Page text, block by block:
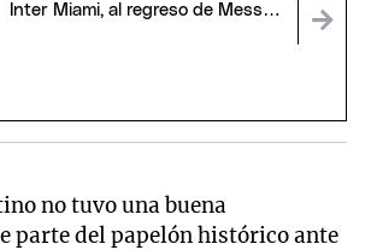
Inter Miami, al regreso de Messi
no tuvo una buena
parte del papelón histórico ante